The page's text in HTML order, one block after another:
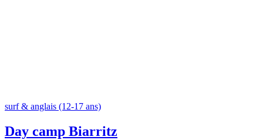
surf & anglais (12-17 ans)
Day camp Biarritz